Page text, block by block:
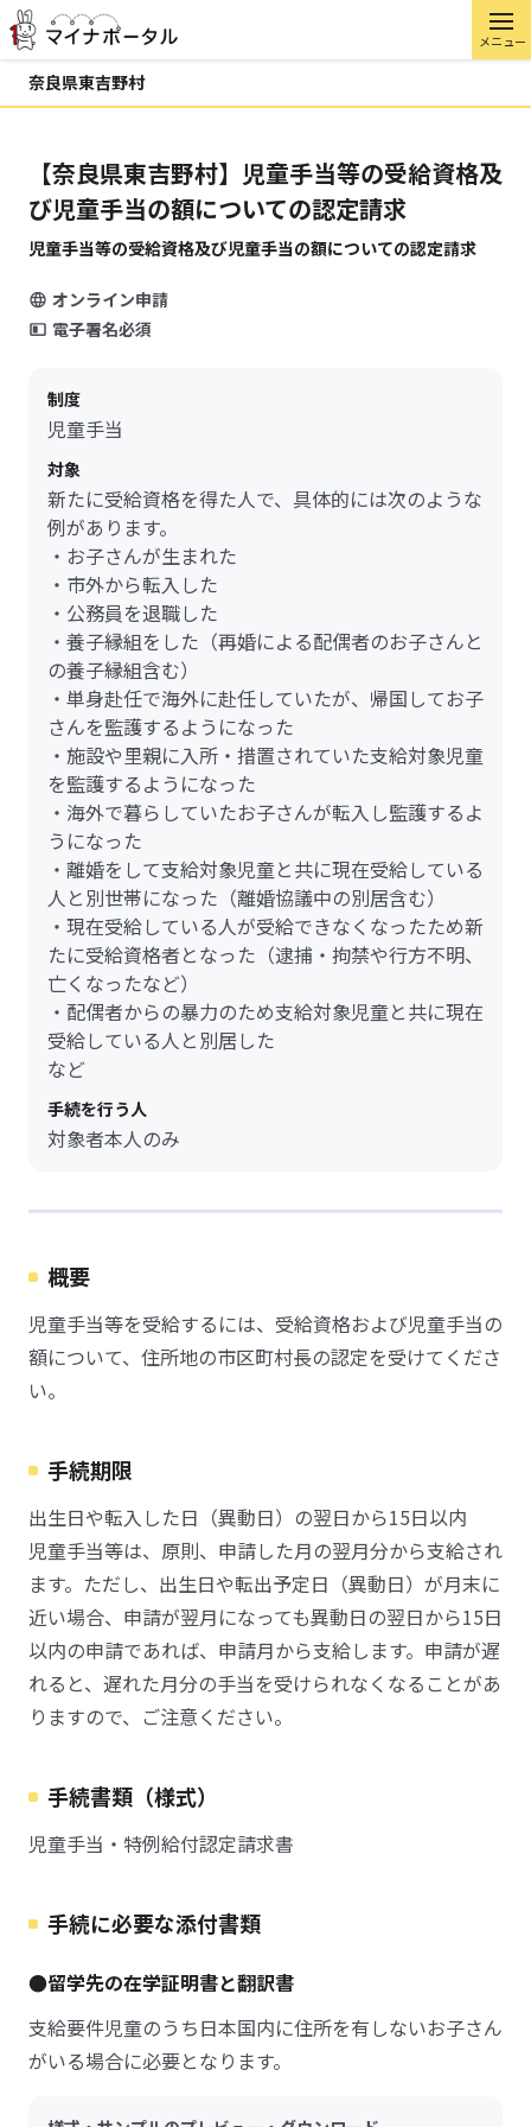
メニュー
奈良県東吉野村
【奈良県東吉野村】児童手当等の受給資格及
び児童手当の額についての認定請求
児童手当等の受給資格及び児童手当の額についての認定請求
オンライン申請
電子署名必須
制度
児童手当
対象
新たに受給資格を得た人で、具体的には次のような
例があります。
・お子さんが生まれた
・市外から転入した
・公務員を退職した
・養子縁組をした（再婚による配偶者のお子さんと
の養子縁組含む）
・単身赴任で海外に赴任していたが、帰国してお子
さんを監護するようになった
・施設や里親に入所・措置されていた支給対象児童
を監護するようになった
・海外で暮らしていたお子さんが転入し監護するよ
うになった
・離婚をして支給対象児童と共に現在受給している
人と別世帯になった（離婚協議中の別居含む）
・現在受給している人が受給できなくなったため新
たに受給資格者となった（逮捕・拘禁や行方不明、
亡くなったなど）
・配偶者からの暴力のため支給対象児童と共に現在
受給している人と別居した
など
手続を行う人
対象者本人のみ
概要
児童手当等を受給するには、受給資格および児童手当の
額について、住所地の市区町村長の認定を受けてくださ
い。
手続期限
出生日や転入した日（異動日）の翌日から15日以内
児童手当等は、原則、申請した月の翌月分から支給され
ます。ただし、出生日や転出予定日（異動日）が月末に
近い場合、申請が翌月になっても異動日の翌日から15日
以内の申請であれば、申請月から支給します。申請が遅
れると、遅れた月分の手当を受けられなくなることがあ
りますので、ご注意ください。
手続書類（様式）
児童手当・特例給付認定請求書
手続に必要な添付書類
●留学先の在学証明書と翻訳書
支給要件児童のうち日本国内に住所を有しないお子さん
がいる場合に必要となります。